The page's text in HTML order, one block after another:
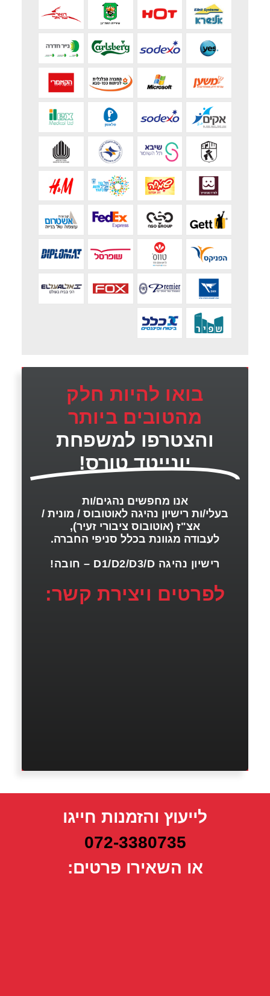
בואו להיות חלק
מהטובים ביותר
והצטרפו למשפחת
יונייטד טורס!
אנו מחפשים נהגים/ות
בעלי/ות רישיון נהיגה לאוטובוס / מונית /
אצ"ז (אוטובוס ציבורי זעיר),
לעבודה מגוונת בכלל סניפי החברה.
רישיון נהיגה D1/D2/D3/D – חובה!
לפרטים ויצירת קשר:
לייעוץ והזמנות חייגו
072-3380735
או השאירו פרטים: